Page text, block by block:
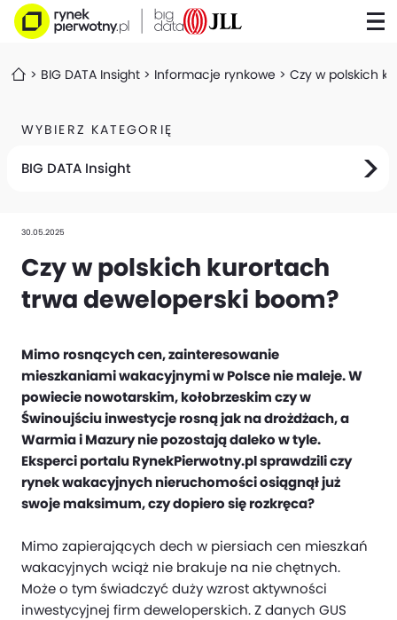
BIG DATA Insight Informacje rynkowe Czy w polskich
WYBIERZ KATEGORIĘ
BIG DATA Insight
30.05.2025
Czy w polskich kurortach
trwa deweloperski boom?
Mimo rosnących cen, zainteresowanie
mieszkaniami wakacyjnymi w Polsce nie maleje. W
powiecie nowotarskim, kołobrzeskim czy w
Świnoujściu inwestycje rosną jak na drożdżach, a
Warmia i Mazury nie pozostają daleko w tyle.
Eksperci portalu RynekPierwotny.pl sprawdzili czy
rynek wakacyjnych nieruchomości osiągnął już
swoje maksimum, czy dopiero się rozkręca?
Mimo zapierających dech w piersiach cen mieszkań
wakacyjnych wciąż nie brakuje na nie chętnych.
Może o tym świadczyć duży wzrost aktywności
inwestycyjnej firm deweloperskich. Z danych GUS